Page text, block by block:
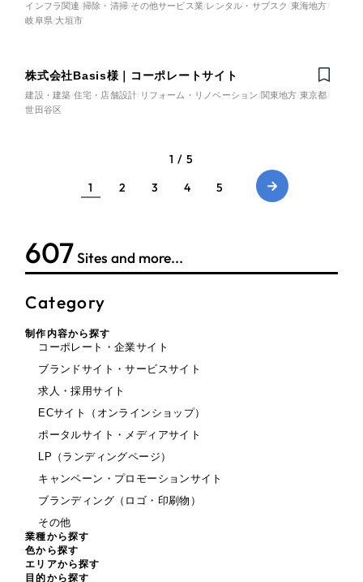
607Sites and more...
Category
制作内容から探す
コーポレート・企業サイト
ブランドサイト・サービスサイト
求人・採用サイト
ECサイト（オンラインショップ）
ポータルサイト・メディアサイト
LP（ランディングページ）
キャンペーン・プロモーションサイト
ブランディング（ロゴ・印刷物）
その他
業種から探す
色から探す
エリアから探す
目的から探す
インフラ関連 掃除・清掃 その他サービス業 レンタル・サブスク 東海地方
岐阜県 大垣市
株式会社Basis様｜コーポレートサイト
建設・建築 住宅・店舗設計 リフォーム・リノベーション 関東地方 東京都
世田谷区
1 / 5
1
2 3 4 5